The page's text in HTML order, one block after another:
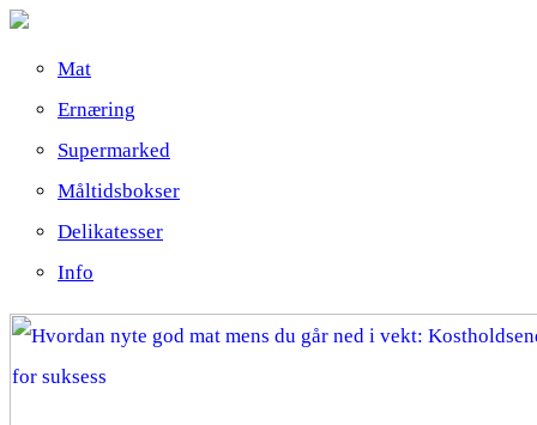
Mat
Ernæring
Supermarked
Måltidsbokser
Delikatesser
Info